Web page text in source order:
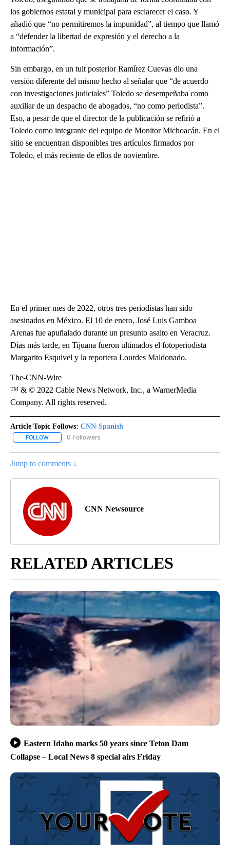
los gobiernos estatal y municipal para esclarecer el caso. Y
añadió que “no permitiremos la impunidad”, al tiempo que llamó
a “defender la libertad de expresión y el derecho a la
información”.
Sin embargo, en un tuit posterior Ramírez Cuevas dio una
versión diferente del mismo hecho al señalar que “de acuerdo
con investigaciones judiciales” Toledo se desempeñaba como
auxiliar de un despacho de abogados, “no como periodista”.
Eso, a pesar de que el director de la publicación se refirió a
Toledo como integrante del equipo de Monitor Michoacán. En el
sitio se encuentran disponibles tres artículos firmados por
Toledo, el más reciente de ellos de noviembre.
En el primer mes de 2022, otros tres periodistas han sido
asesinados en México. El 10 de enero, José Luis Gamboa
Arenas fue apuñalado durante un presunto asalto en Veracruz.
Días más tarde, en Tijuana fueron ultimados el fotoperiodista
Margarito Esquivel y la reportera Lourdes Maldonado.
The-CNN-Wire
™ & © 2022 Cable News Network, Inc., a WarnerMedia
Company. All rights reserved.
Article Topic Follows: CNN-Spanish
FOLLOW FOLLOW "CNN-SPANISH" TO RECEIVE NOTIFICATIONS ABOUT
0 Followers
Jump to comments ↓
CNN Newsource
RELATED ARTICLES
Eastern Idaho marks 50 years since Teton Dam
Collapse – Local News 8 special airs Friday